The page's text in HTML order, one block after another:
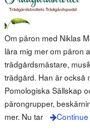
Om päron med Niklas
lära mig mer om päron
trädgårdsmästare,
trädgård. Han är också
Pomologiska Sällskap
pärongrupper,
mer. Nu tar